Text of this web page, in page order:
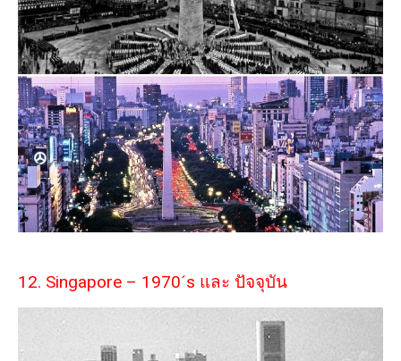
12. Singapore – 1970´s และ ปัจจุบัน